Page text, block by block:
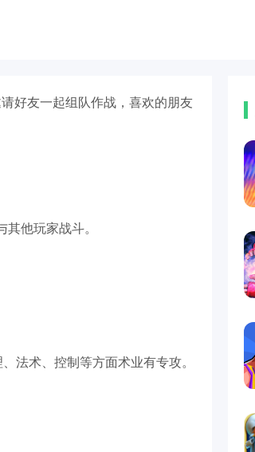
好友一起组队作战，喜欢的朋友
他玩家战斗。
法术、控制等方面术业有专攻。